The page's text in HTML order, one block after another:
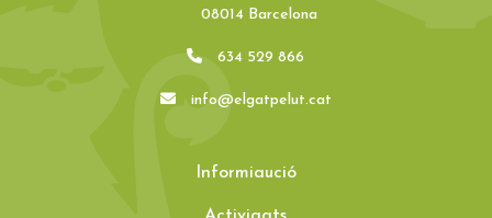
08014 Barcelona
634 529 866
info@elgatpelut.cat
Informiaució